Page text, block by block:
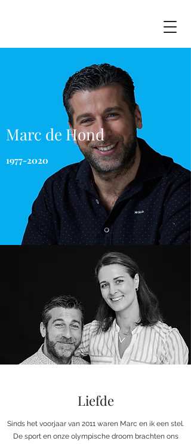
Marc de Hond
1977-2020
Liefde
Sinds het voorjaar van 2011 waren Marc en ik een stel.
De sport en onze olympische droom brachten ons